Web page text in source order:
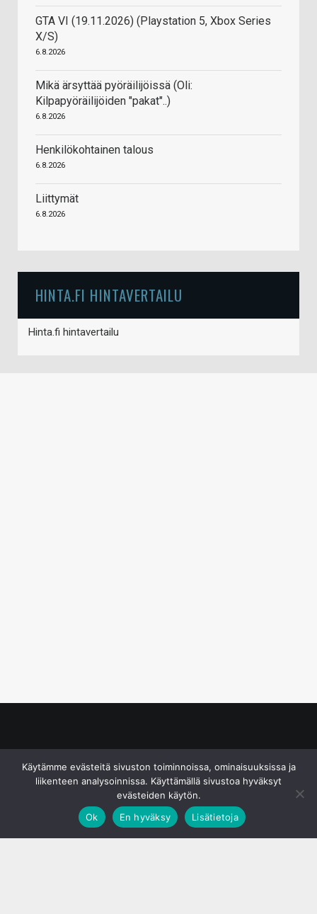
GTA VI (19.11.2026) (Playstation 5, Xbox Series
X/S)
6.8.2026
Mikä ärsyttää pyöräilijöissä (Oli:
Kilpapyöräilijöiden "pakat"..)
6.8.2026
Henkilökohtainen talous
6.8.2026
Liittymät
6.8.2026
HINTA.FI HINTAVERTAILU
Hinta.fi hintavertailu
Käytämme evästeitä sivuston toiminnoissa, ominaisuuksissa ja
liikenteen analysoinnissa. Käyttämällä sivustoa hyväksyt
evästeiden käytön.
Ok
En hyväksy Lisätietoja